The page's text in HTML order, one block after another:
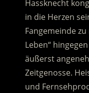
Hassknecht
in die Herzen
Fangemeinde
Leben“
äußerst
Zeitgenosse.
und